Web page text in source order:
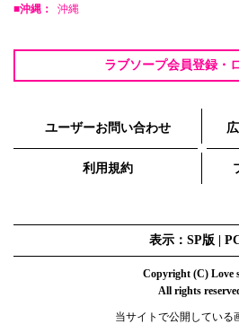
■沖縄： 沖縄
ラブソープ会員登録・
ユーザーお問い合わせ
利用規約
表示：SP版 |
Copyright (C) Love
All rights
当サイトで公開している